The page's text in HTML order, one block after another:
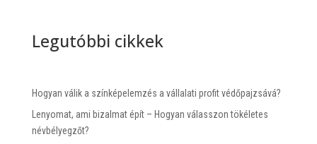
Legutóbbi cikkek
Hogyan válik a színképelemzés a vállalati profit védőpajzsává?
Lenyomat, ami bizalmat épít – Hogyan válasszon tökéletes
névbélyegzőt?